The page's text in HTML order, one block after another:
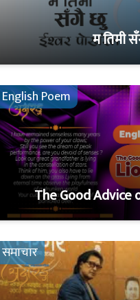
म तिमी
English Poem
The Good Advice
समाचार